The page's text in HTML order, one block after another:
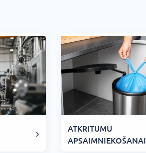
ATKRITUMU
APSAIMNIEKOŠANAI